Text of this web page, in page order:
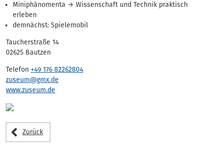
Miniphänomenta → Wissenschaft und Technik praktisch
erleben
demnächst: Spielemobil
Taucherstraße 14
02625 Bautzen
Telefon +49 176 82262804
zuseum@gmx.de
www.zuseum.de
Zurück